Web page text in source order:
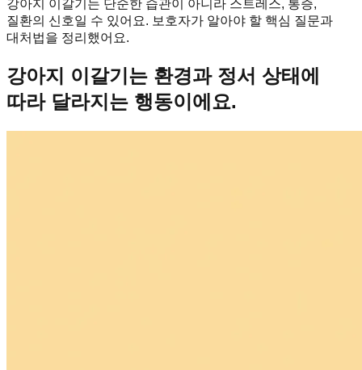
강아지 이갈기는 단순한 습관이 아니라 스트레스, 통증,
질환의 신호일 수 있어요. 보호자가 알아야 할 핵심 질문과
대처법을 정리했어요.
강아지 이갈기는 환경과 정서 상태에
따라 달라지는 행동이에요.